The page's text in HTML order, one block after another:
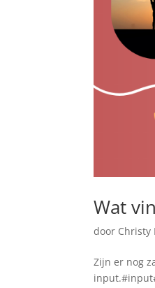
Wat
door Christy
Zijn er nog